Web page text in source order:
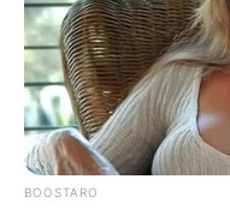
BOOSTARO